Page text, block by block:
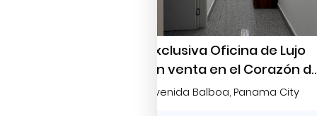
Exclusiva Oficina de Lujo
en venta en el Corazón
Panamá: Avenida Balboa
Avenida Balboa, Panama City